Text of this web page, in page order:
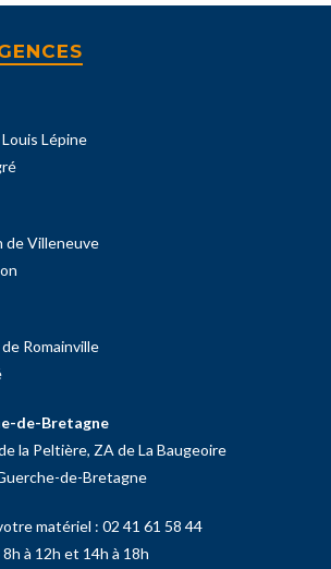
Lépine
de Villeneuve
Romainville
de-Bretagne
la Peltière, ZA de La Baugeoire
de-Bretagne
matériel : 02 41 61 58 44
à 12h et 14h à 18h